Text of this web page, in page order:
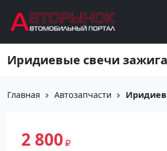
Иридиевые свечи
Главная Автозапчасти
2 800